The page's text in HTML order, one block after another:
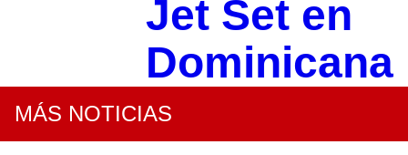
Jet Set en
Dominicana
MÁS NOTICIAS